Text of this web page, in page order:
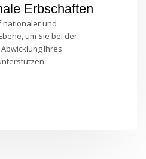
Erbschaften
nationaler und
um Sie bei der
Ihres